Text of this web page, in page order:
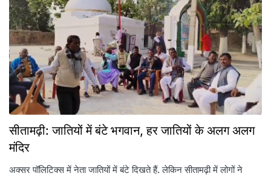
सीतामढ़ी: जातियों में बंटे भगवान, हर जातियों के अलग अलग
मंदिर
अक्सर पॉलिटिक्स में नेता जातियों में बंटे दिखते हैं. लेकिन सीतामढ़ी में लोगों ने